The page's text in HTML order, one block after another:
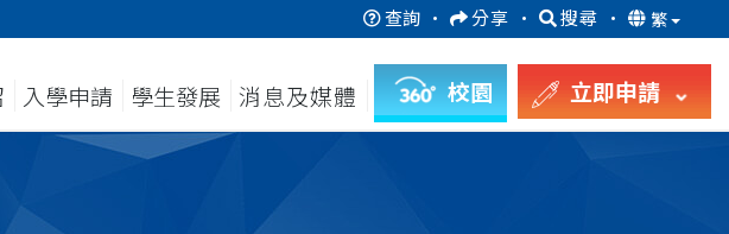
查詢 · 分享 · 搜尋 · 繁
入學申請 學生發展 消息及媒體 校園 立即申請